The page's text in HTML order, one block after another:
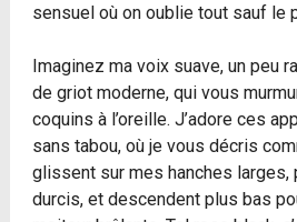
sensuel où on oublie tout sauf le
Imaginez ma voix suave, un peu
de griot moderne, qui vous
coquins à l’oreille. J’adore ces
sans tabou, où je vous décris
glissent sur mes hanches larges,
durcis, et descendent plus bas